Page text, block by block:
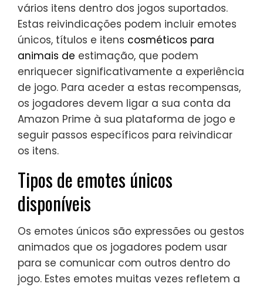
vários itens dentro dos jogos suportados.
Estas reivindicações podem incluir emotes
únicos, títulos e itens cosméticos para
animais de estimação, que podem
enriquecer significativamente a experiência
de jogo. Para aceder a estas recompensas,
os jogadores devem ligar a sua conta da
Amazon Prime à sua plataforma de jogo e
seguir passos específicos para reivindicar
os itens.
Tipos de emotes únicos
disponíveis
Os emotes únicos são expressões ou gestos
animados que os jogadores podem usar
para se comunicar com outros dentro do
jogo. Estes emotes muitas vezes refletem a